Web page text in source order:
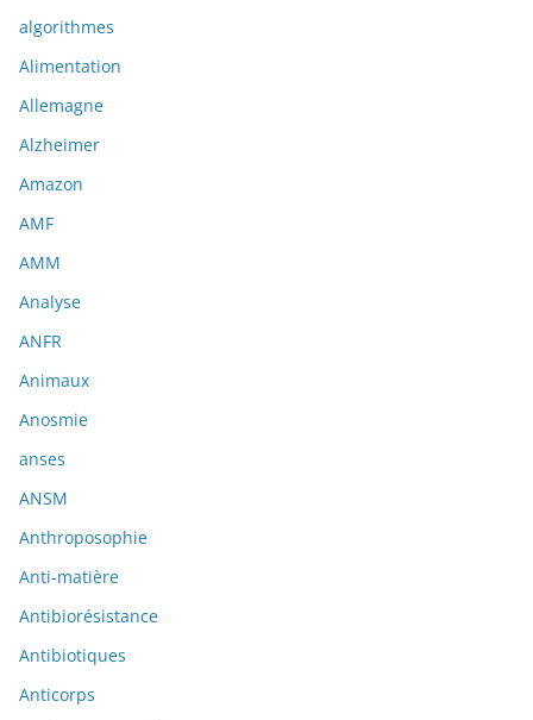
algorithmes
Alimentation
Allemagne
Alzheimer
Amazon
AMF
AMM
Analyse
ANFR
Animaux
Anosmie
anses
ANSM
Anthroposophie
Anti-matière
Antibiorésistance
Antibiotiques
Anticorps